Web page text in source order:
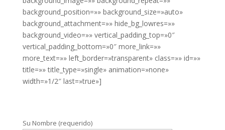
background_position=»» background_size=»auto»
background_attachment=»» hide_bg_lowres=»»
background_video=»» vertical_padding_top=»0″
vertical_padding_bottom=»0″ more_link=»»
more_text=»» left_border=»transparent» class=»» id=»»
title=»» title_type=»single» animation=»none»
width=»1/2″ last=»true»]
Su Nombre (requerido)